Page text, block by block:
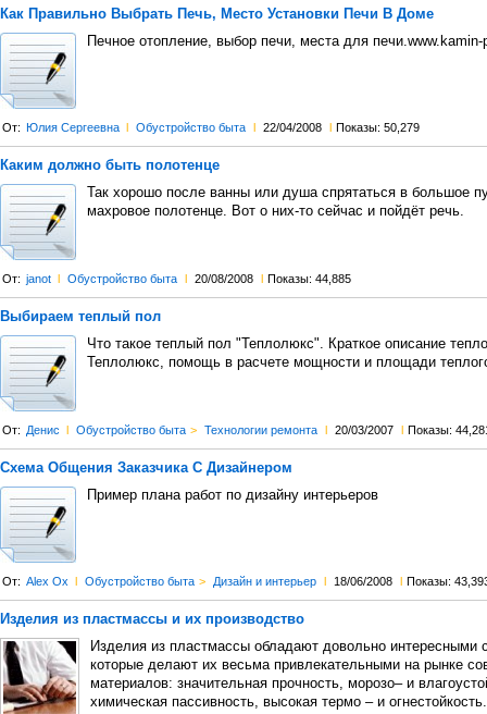
Как Правильно Выбрать Печь, Место Установки Печи В Доме
Печное отопление, выбор печи, места для
От: Юлия Сергеевна l Обустройство быта l 22/04/2008 l Показы: 50,279
Каким должно быть полотенце
Так хорошо после ванны или душа спрятаться в большое
махровое полотенце. Вот о них-то сейчас и пойдёт речь.
От: janot l Обустройство быта l 20/08/2008 l Показы: 44,885
Выбираем теплый пол
Что такое теплый пол "Теплолюкс". Краткое описание
Теплолюкс, помощь в расчете мощности и площади
От: Денис l Обустройство быта > Технологии ремонта l 20/03/2007 l Показы:
Схема Общения Заказчика С Дизайнером
Пример плана работ по дизайну интерьеров
От: Alex Ox l Обустройство быта > Дизайн и интерьер l 18/06/2008 l Показы:
Изделия из пластмассы и их производство
Изделия из пластмассы обладают довольно интересными
которые делают их весьма привлекательными на рынке
материалов: значительная прочность, морозо– и
химическая пассивность, высокая термо – и огнестойкость.